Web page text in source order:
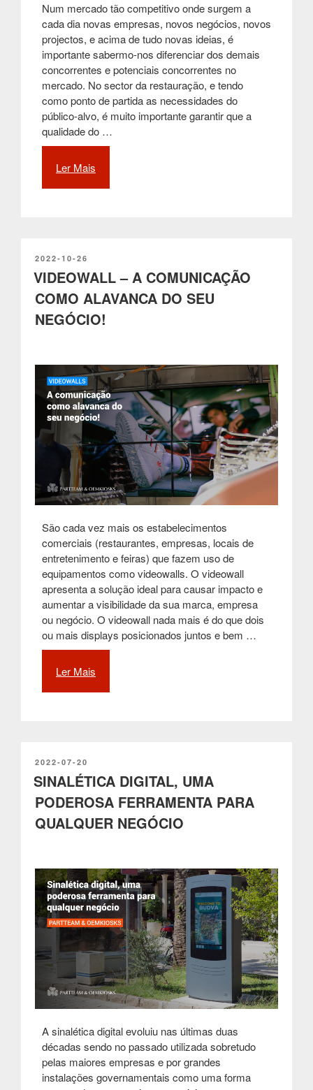
Num mercado tão competitivo onde surgem a
cada dia novas empresas, novos negócios, novos
projectos, e acima de tudo novas ideias, é
importante sabermo-nos diferenciar dos demais
concorrentes e potenciais concorrentes no
mercado. No sector da restauração, e tendo
como ponto de partida as necessidades do
público-alvo, é muito importante garantir que a
qualidade do …
Ler Mais
de
todos
os
clientes
da
restauração”
PUBLICADO
EM
2022-10-26
VIDEOWALL – A COMUNICAÇÃO
COMO ALAVANCA DO SEU
NEGÓCIO!
São cada vez mais os estabelecimentos
comerciais (restaurantes, empresas, locais de
entretenimento e feiras) que fazem uso de
equipamentos como videowalls. O videowall
apresenta a solução ideal para causar impacto e
aumentar a visibilidade da sua marca, empresa
ou negócio. O videowall nada mais é do que dois
ou mais displays posicionados juntos e bem …
Ler Mais
seu
negócio!”
PUBLICADO
EM
2022-07-20
SINALÉTICA DIGITAL, UMA
PODEROSA FERRAMENTA PARA
QUALQUER NEGÓCIO
A sinalética digital evoluiu nas últimas duas
décadas sendo no passado utilizada sobretudo
pelas maiores empresas e por grandes
instalações governamentais como uma forma